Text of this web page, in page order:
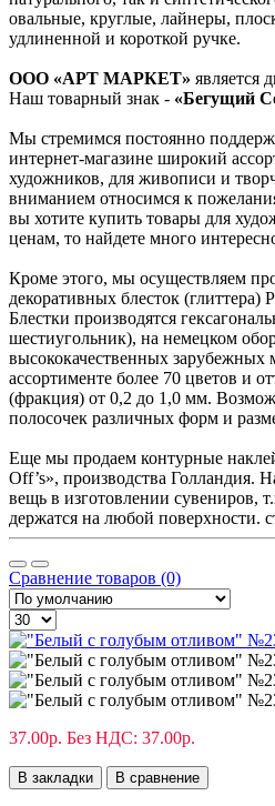
овальные, круглые, лайнеры,
удлиненной и короткой ручке.
ООО «АРТ МАРКЕТ» является
Наш товарный знак - «Бегущий
Мы стремимся постоянно
интернет-магазине широкий
художников, для живописи и
вниманием относимся к
вы хотите купить товары для
ценам, то найдете много
Кроме этого, мы осуществляем
декоративных блесток (глиттера)
Блестки производятся
шестиугольник), на немецком
высококачественных зарубежных
ассортименте более 70 цветов и
(фракция) от 0,2 до 1,0 мм.
полосочек различных форм и
Еще мы продаем контурные
Off’s», производства Голландия.
вещь в изготовлении сувениров,
держатся на любой поверхности.
Сравнение товаров (0)
37.00р. Без НДС: 37.00р.
В закладки В сравнение